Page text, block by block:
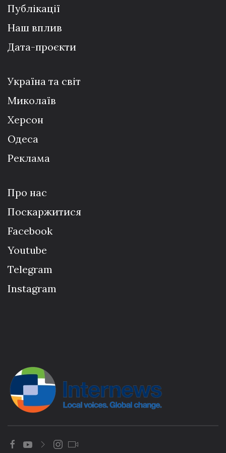
Публікації
Наш вплив
Дата-проєкти
Україна та світ
Миколаїв
Херсон
Одеса
Реклама
Про нас
Поскаржитися
Facebook
Youtube
Telegram
Instagram